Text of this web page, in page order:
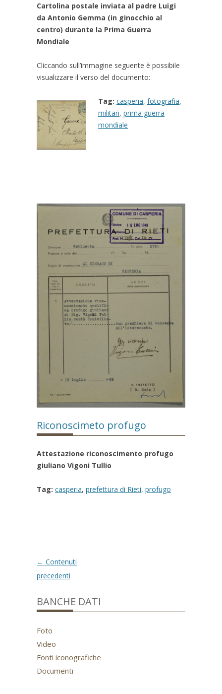
Cartolina postale inviata al padre Luigi
da Antonio Gemma (in ginocchio al
centro) durante la Prima Guerra
Mondiale
Cliccando sull’immagine seguente è possibile
visualizzare il verso del documento:
Tag: casperia, fotografia,
militari, prima guerra
mondiale
Riconoscimeto profugo
Attestazione riconoscimento profugo
giuliano Vigoni Tullio
Tag: casperia, prefettura di Rieti, profugo
Post
navigation
← Contenuti
precedenti
BANCHE DATI
Foto
Video
Fonti iconografiche
Documenti